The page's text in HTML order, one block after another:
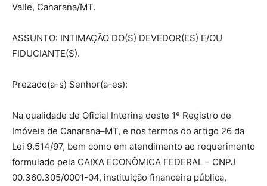
Valle, Canarana/MT.
ASSUNTO: INTIMAÇÃO DO(S) DEVEDOR(ES) E/OU
FIDUCIANTE(S).
Prezado(a-s) Senhor(a-es):
Na qualidade de Oficial Interina deste 1º Registro de
Imóveis de Canarana–MT, e nos termos do artigo 26 da
Lei 9.514/97, bem como em atendimento ao requerimento
formulado pela CAIXA ECONÔMICA FEDERAL – CNPJ
00.360.305/0001-04, instituição financeira pública,